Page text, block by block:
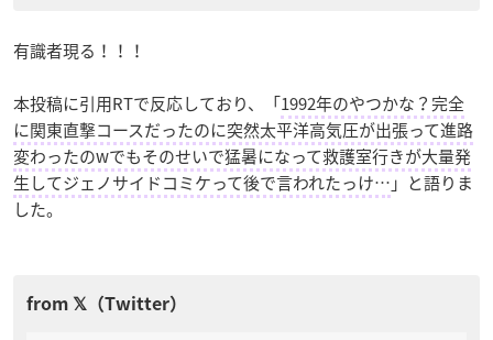
有識者現る！！！
本投稿に引用RTで反応しており、「1992年のやつかな？完全
に関東直撃コースだったのに突然太平洋高気圧が出張って進路
変わったのwでもそのせいで猛暑になって救護室行きが大量発
生してジェノサイドコミケって後で言われたっけ… 」と語りま
した。